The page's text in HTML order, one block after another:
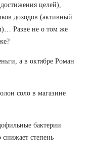
целей),
доходов (активный
Разве не о том же
а в октябре Роман
соло в магазине
бактерии
снижает степень